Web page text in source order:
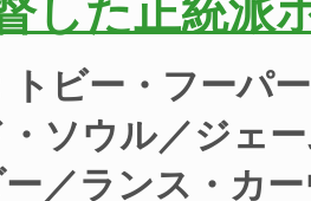
した正統派
トビー・フーパー
・ソウル／ジェ
／ランス・カ